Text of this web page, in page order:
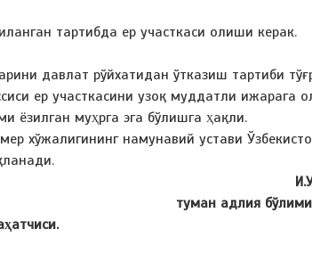
тартибда ер участкаси олиши керак.
давлат рўйхатидан ўтказиш тартиби
ер участкасини узоқ муддатли
ёзилган муҳрга эга бўлишга ҳақли.
хўжалигининг намунавий устави
туман адлия